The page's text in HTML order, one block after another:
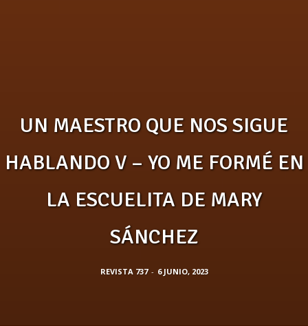
UN MAESTRO QUE NOS SIGUE
HABLANDO V – YO ME FORMÉ EN
LA ESCUELITA DE MARY
SÁNCHEZ
REVISTA 737 - 6 JUNIO, 2023